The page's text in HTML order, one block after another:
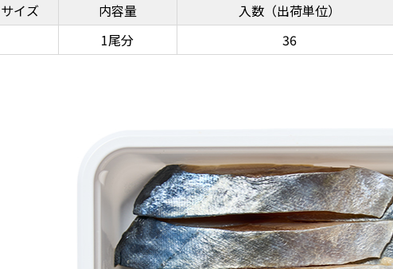
サイズ 内容量 入数（出荷単位）
1尾分
36